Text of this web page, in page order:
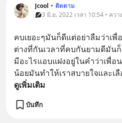
Jcool • ติดตาม
3 มิ.ย. 2022 เวลา 10:54 • คว
คบเยอะๆมันก็ดีแต่อย่าลืมว่าเ
ต่างที่กันเวลาที่คบกันยามดีมัน
มีอะไรแอบแฝงอยู่ในคำว่าเพื่อ
น้อยมันทำให้เราสบายใจและเ
ดูเพิ่มเติม
บันทึก